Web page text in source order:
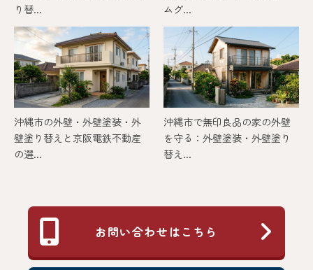
り替...
ムグ...
沖縄市の外壁・外壁塗装・外
壁塗り替えと京阪電鉄不動産
の選...
沖縄市で無印良品の家の外壁
を守る：外壁塗装・外壁塗り
替え...
お問い合わせはこちら